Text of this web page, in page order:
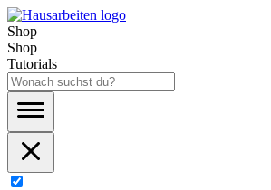
Shop
Shop
Tutorials